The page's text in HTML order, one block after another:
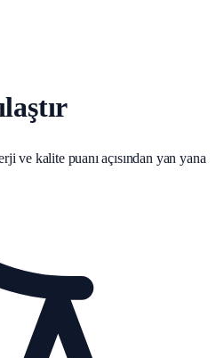
ve kalite puanı açısından yan yana